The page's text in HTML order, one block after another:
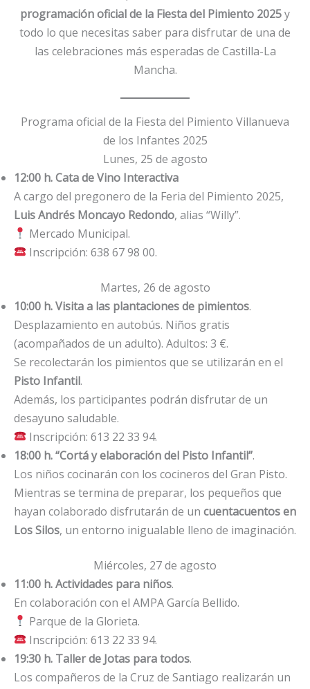
programación oficial de la Fiesta del Pimiento 2025y
todo lo que necesitas saber para disfrutar de una de
las celebraciones más esperadas de Castilla-La
Mancha.
Programa oficial de la Fiesta del Pimiento Villanueva
de los Infantes 2025
Lunes, 25 de agosto
12:00 h. Cata de Vino Interactiva
A cargo del pregonero de la Feria del Pimiento 2025,
Luis Andrés Moncayo Redondo, alias “Willy”.
Mercado Municipal.
Inscripción: 638 67 98 00.
Martes, 26 de agosto
10:00 h. Visita a las plantaciones de pimientos.
Desplazamiento en autobús. Niños gratis
(acompañados de un adulto). Adultos: 3 €.
Se recolectarán los pimientos que se utilizarán en el
Pisto Infantil.
Además, los participantes podrán disfrutar de un
desayuno saludable.
Inscripción: 613 22 33 94.
18:00 h. “Cortá y elaboración del Pisto Infantil”.
Los niños cocinarán con los cocineros del Gran Pisto.
Mientras se termina de preparar, los pequeños que
hayan colaborado disfrutarán de un cuentacuentos en
Los Silos, un entorno inigualable lleno de imaginación.
Miércoles, 27 de agosto
11:00 h. Actividades para niños.
En colaboración con el AMPA García Bellido.
Parque de la Glorieta.
Inscripción: 613 22 33 94.
19:30 h. Taller de Jotas para todos.
Los compañeros de la Cruz de Santiago realizarán un